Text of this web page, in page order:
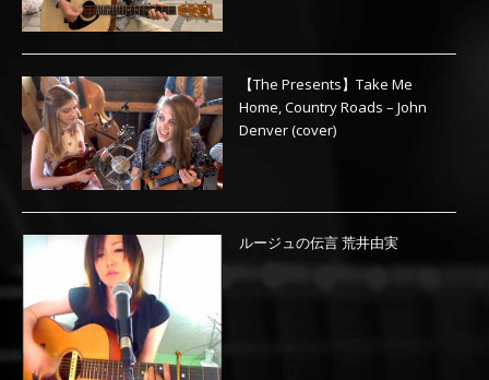
【The Presents】Take Me
Home, Country Roads – John
Denver (cover)
ルージュの伝言 荒井由実